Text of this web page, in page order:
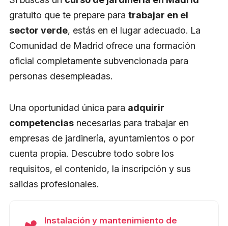
gratuito que te prepare para trabajar en el
sector verde, estás en el lugar adecuado. La
Comunidad de Madrid ofrece una formación
oficial completamente subvencionada para
personas desempleadas.
Una oportunidad única para adquirir
competencias necesarias para trabajar en
empresas de jardinería, ayuntamientos o por
cuenta propia. Descubre todo sobre los
requisitos, el contenido, la inscripción y sus
salidas profesionales.
Instalación y mantenimiento de